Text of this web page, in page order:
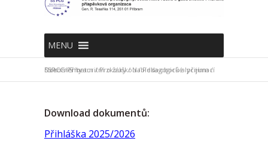
MENU
SSPCG Příbram/Pro žáky/
Nabídka oborů a přijímací řízení/S maturitní zkouškou/Pedagogické lyceum/
Dokumenty
Download dokumentů:
Přihláška 2025/2026